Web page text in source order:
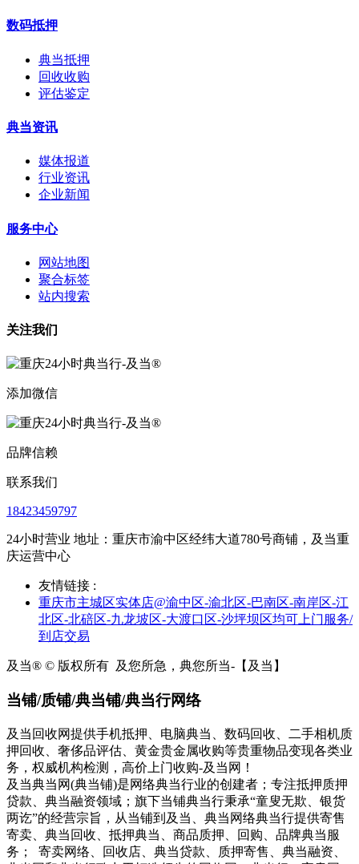
数码抵押
典当抵押
回收收购
评估鉴定
典当资讯
媒体报道
行业资讯
企业新闻
服务中心
网站地图
聚合标签
站内搜索
关注我们
添加微信
品牌信赖
联系我们
18423459797
24小时营业 地址：重庆市渝中区经纬大道780号商铺，及当重
庆运营中心
友情链接 :
重庆市主城区实体店@渝中区-渝北区-巴南区-南岸区-江
北区-北碚区-九龙坡区-大渡口区-沙坪坝区均可上门服务/
到店交易
及当® © 版权所有 及您所急，典您所当-【及当】
当铺/质铺/典当铺/典当行网络
及当回收网提供手机抵押、电脑典当、数码回收、二手相机质
押回收、奢侈品评估、黄金贵金属收购等贵重物品变现各类业
务，权威机构检测，高价上门收购-及当网！
及当典当网(典当铺)是网络典当行业的创建者；专注抵押质押
贷款、典当融资领域；旗下当铺典当行秉承“童叟无欺、银货
两讫”的经营宗旨，从当铺到及当、典当网络典当行提供寄售
寄卖、典当回收、抵押典当、商品质押、回购、品牌典当服
务； 寄卖网络、回收店、典当贷款、质押寄售、典当融资、